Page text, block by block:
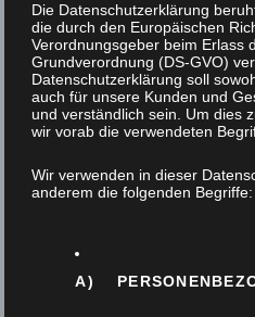
Besonderer
Für unseren Kunden
Die Datenschutzerklärung
die durch den Europäischen
Verordnungsgeber beim Erlass
Grundverordnung (DS-GVO)
Datenschutzerklärung soll
auch für unsere Kunden und
und verständlich sein. Um dies
wir vorab die verwendeten
Wir verwenden in dieser
anderem die folgenden Begriffe:
A)